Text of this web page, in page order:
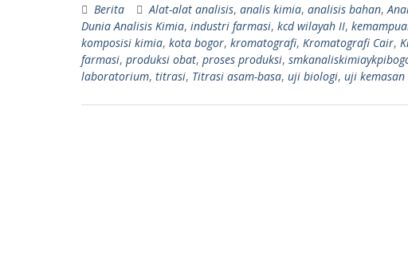
Berita Alat-alat analisis, analis kimia, analisis bahan,
Dunia Analisis Kimia, industri farmasi, kcd wilayah II,
komposisi kimia, kota bogor, kromatografi, Kromatografi Cair,
farmasi, produksi obat, proses produksi,
laboratorium, titrasi, Titrasi asam-basa, uji biologi, uji kemasan